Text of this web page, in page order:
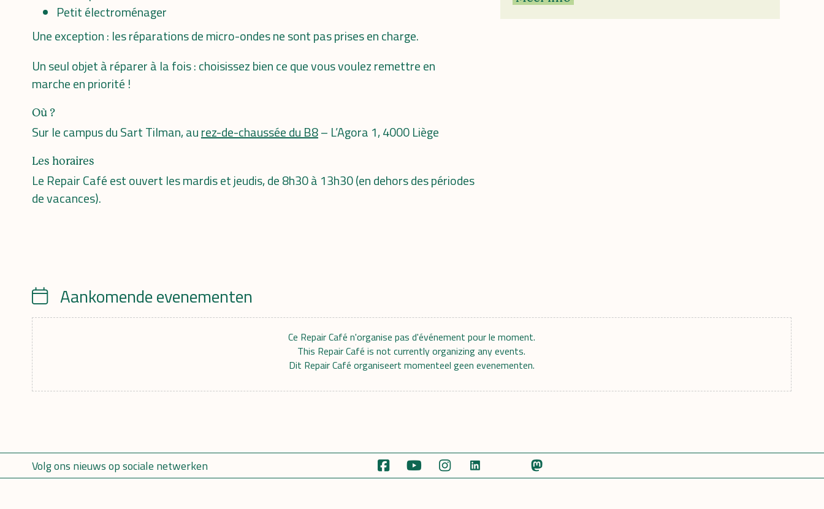
Petit électroménager
Une exception : les réparations de micro-ondes ne sont pas prises en charge.
Un seul objet à réparer à la fois : choisissez bien ce que vous voulez remettre en
marche en priorité !
Où ?
Sur le campus du Sart Tilman, aurez-de-chaussée du B8– L’Agora 1, 4000 Liège
Les horaires
Le Repair Café est ouvert les mardis et jeudis, de 8h30 à 13h30 (en dehors des périodes
de vacances).
CalendarAankomende evenementen
Ce Repair Café n'organise pas d'événement pour le moment.
This Repair Café is not currently organizing any events.
Dit Repair Café organiseert momenteel geen evenementen.
Volg ons nieuws op sociale netwerken